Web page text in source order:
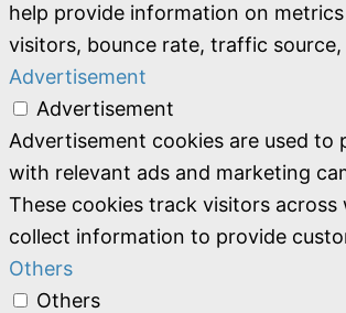
help provide information on
visitors, bounce rate, traffic source,
Advertisement
Advertisement
Advertisement cookies are used to
with relevant ads and marketing
These cookies track visitors across
collect information to provide
Others
Others